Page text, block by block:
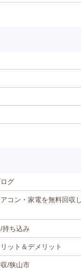
グ
コン・家電を無料回収
持ち込み
ット＆デメリット
/狭山市